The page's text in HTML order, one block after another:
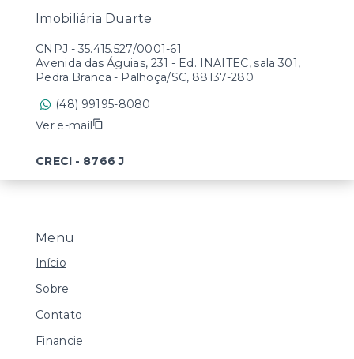
Menu
Início
Sobre
Contato
Financie
Imobiliária Duarte
CNPJ - 35.415.527/0001-61
Avenida das Águias, 231 - Ed. INAITEC, sala 301,
Pedra Branca - Palhoça/SC, 88137-280
(48) 99195-8080
Ver e-mail
CRECI - 8766 J